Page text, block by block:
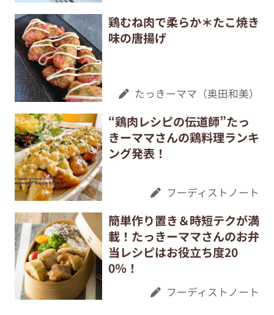
鶏むね肉で柔らか＊たこ焼き
味の唐揚げ
たっきーママ（奥田和美）
“鶏肉レシピの伝道師”たっ
きーママさんの鶏料理ランキ
ング発表！
フーディストノート
簡単作り置き＆時短テクが満
載！たっきーママさんのお弁
当レシピはお役立ち度20
0％！
フーディストノート